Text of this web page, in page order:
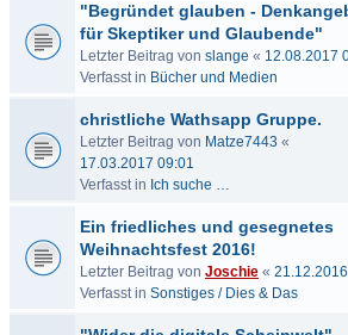
"Begründet glauben -
für Skeptiker und Glaubende"
Letzter Beitrag von slange « 12.08.2017
Verfasst in Bücher und Medien
christliche Wathsapp Gruppe.
Letzter Beitrag von Matze7443 «
17.03.2017 09:01
Verfasst in Ich suche …
Ein friedliches und gesegnetes
Weihnachtsfest 2016!
Letzter Beitrag von Joschie «
Verfasst in Sonstiges / Dies & Das